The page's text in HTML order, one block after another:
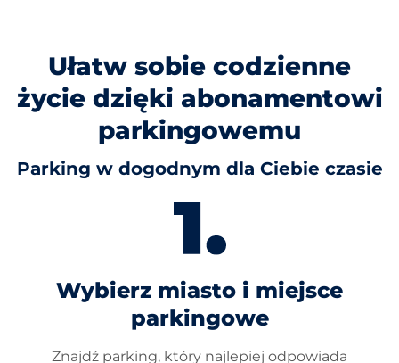
Ułatw sobie codzienne
życie dzięki abonamentowi
parkingowemu
Parking w dogodnym dla Ciebie czasie
Wybierz miasto i miejsce
parkingowe
Znajdź parking, który najlepiej odpowiada